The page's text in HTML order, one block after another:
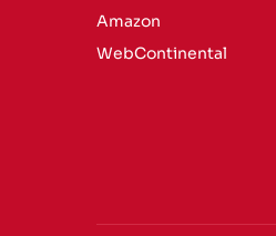
Amazon
WebContinental